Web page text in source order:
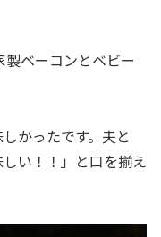
ベーコンとベビー
かったです。夫と
い！！」と口を揃え